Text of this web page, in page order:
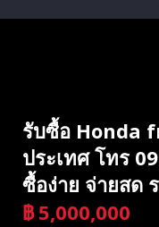
รับซื้อ Honda
ประเทศ โทร
ซื้อง่าย จ่ายสด
฿ 5,000,000